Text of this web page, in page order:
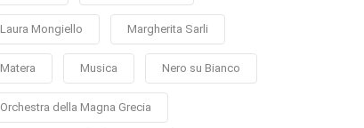
Laura Mongiello Margherita Sarli
Matera Musica Nero su Bianco
Orchestra della Magna Grecia